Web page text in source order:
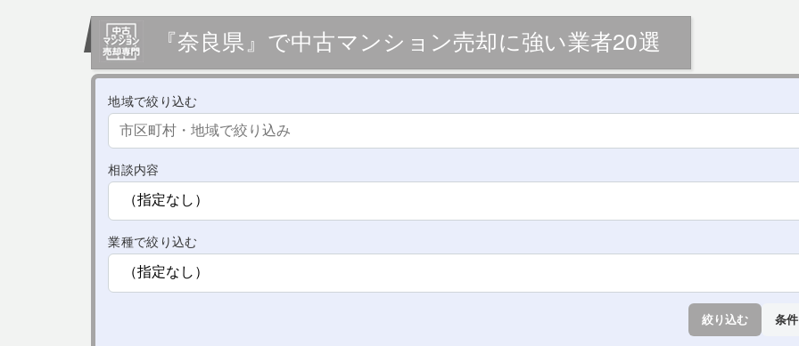
『奈良県』で中古マンション売却に強い業者20選
地域で絞り込む
相談内容
業種で絞り込む
絞り込む 条